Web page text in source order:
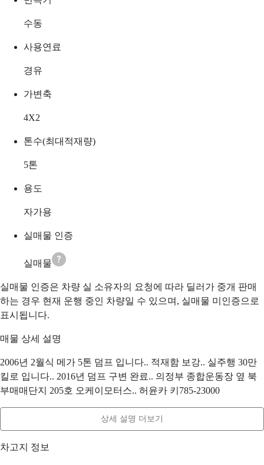
수동
사용연료
경유
가변축
4X2
톤수(최대적재량)
5톤
용도
자가용
실매물 인증
실매물
실매물 인증은 차량 실 소유자의 요청에 따라 딜러가 중개 판매
하는 경우 현재 운행 중인 차량일 수 있으며, 실매물 미인증으로
표시됩니다.
매물 상세 설명
2006년 2월식 메가 5톤 덤프 입니다.. 적재함 보강.. 실주행 30만
킬로 입니다.. 2016년 덤프 구변 완료.. 의정부 종합운동장 옆 북
부매매단지 205호 오케이모터스.. 허윤카 키785-23000
상세 설명 더보기
차고지 정보